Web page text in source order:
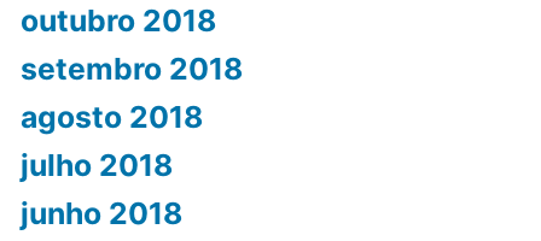
outubro 2018
setembro 2018
agosto 2018
julho 2018
junho 2018